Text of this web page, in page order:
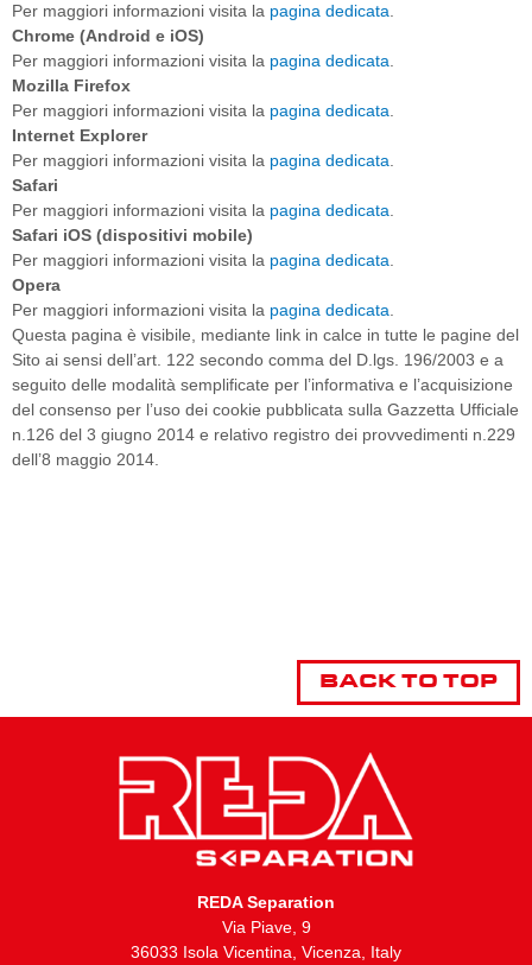
Per maggiori informazioni visita la pagina dedicata.
Chrome (Android e iOS)
Per maggiori informazioni visita la pagina dedicata.
Mozilla Firefox
Per maggiori informazioni visita la pagina dedicata.
Internet Explorer
Per maggiori informazioni visita la pagina dedicata.
Safari
Per maggiori informazioni visita la pagina dedicata.
Safari iOS (dispositivi mobile)
Per maggiori informazioni visita la pagina dedicata.
Opera
Per maggiori informazioni visita la pagina dedicata.
Questa pagina è visibile, mediante link in calce in tutte le pagine del
Sito ai sensi dell’art. 122 secondo comma del D.lgs. 196/2003 e a
seguito delle modalità semplificate per l’informativa e l’acquisizione
del consenso per l’uso dei cookie pubblicata sulla Gazzetta Ufficiale
n.126 del 3 giugno 2014 e relativo registro dei provvedimenti n.229
dell’8 maggio 2014.
BACK TO TOP
REDA Separation
Via Piave, 9
36033 Isola Vicentina, Vicenza, Italy